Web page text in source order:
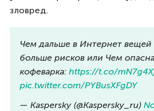
зловред.
Чем дальше в Интернет
больше рисков или Чем
кофеварка: https://t.co/
pic.twitter.com/PYBusXFgDY
— Kaspersky (@Kaspersky_ru)